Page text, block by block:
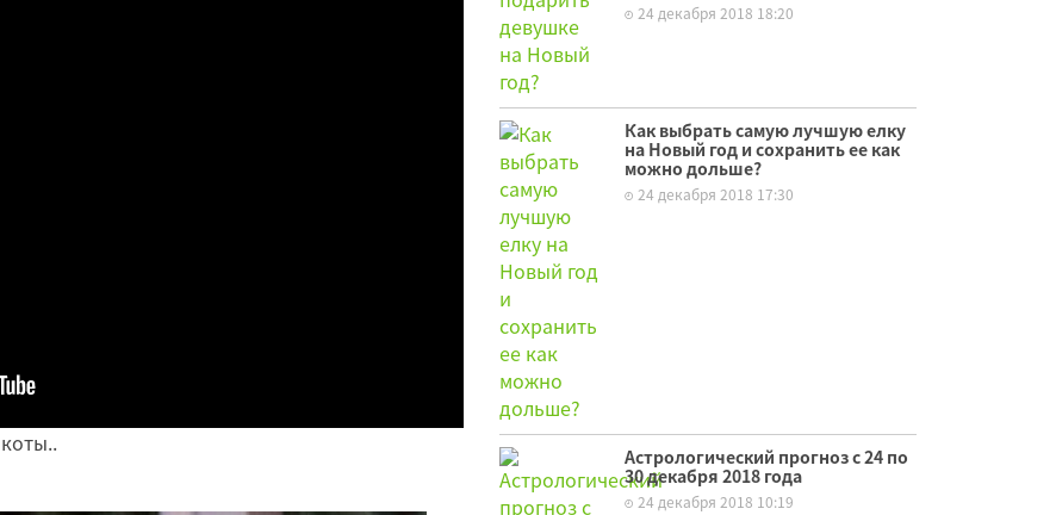
24 декабря 2018 18:20
Как выбрать самую лучшую елку
на Новый год и сохранить ее как
можно дольше?
24 декабря 2018 17:30
Астрологический прогноз с 24 по
30 декабря 2018 года
24 декабря 2018 10:19